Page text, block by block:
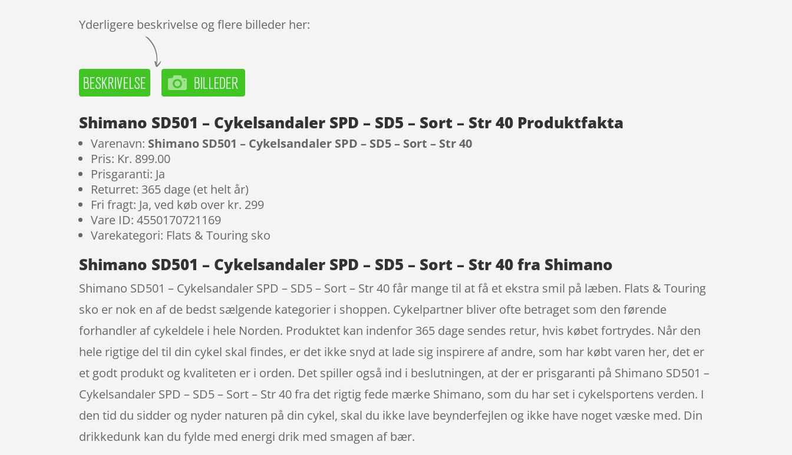
Yderligere beskrivelse og flere billeder her:
Shimano SD501 – Cykelsandaler SPD – SD5 – Sort – Str 40 Produktfakta
Varenavn: Shimano SD501 – Cykelsandaler SPD – SD5 – Sort – Str 40
Pris: Kr. 899.00
Prisgaranti: Ja
Returret: 365 dage (et helt år)
Fri fragt: Ja, ved køb over kr. 299
Vare ID: 4550170721169
Varekategori: Flats & Touring sko
Shimano SD501 – Cykelsandaler SPD – SD5 – Sort – Str 40 fra Shimano
Shimano SD501 – Cykelsandaler SPD – SD5 – Sort – Str 40 får mange til at få et ekstra smil på læben. Flats & Touring
sko er nok en af de bedst sælgende kategorier i shoppen. Cykelpartner bliver ofte betraget som den førende
forhandler af cykeldele i hele Norden. Produktet kan indenfor 365 dage sendes retur, hvis købet fortrydes. Når den
hele rigtige del til din cykel skal findes, er det ikke snyd at lade sig inspirere af andre, som har købt varen her, det er
et godt produkt og kvaliteten er i orden. Det spiller også ind i beslutningen, at der er prisgaranti på Shimano SD501 –
Cykelsandaler SPD – SD5 – Sort – Str 40 fra det rigtig fede mærke Shimano, som du har set i cykelsportens verden. I
den tid du sidder og nyder naturen på din cykel, skal du ikke lave beynderfejlen og ikke have noget væske med. Din
drikkedunk kan du fylde med energi drik med smagen af bær.